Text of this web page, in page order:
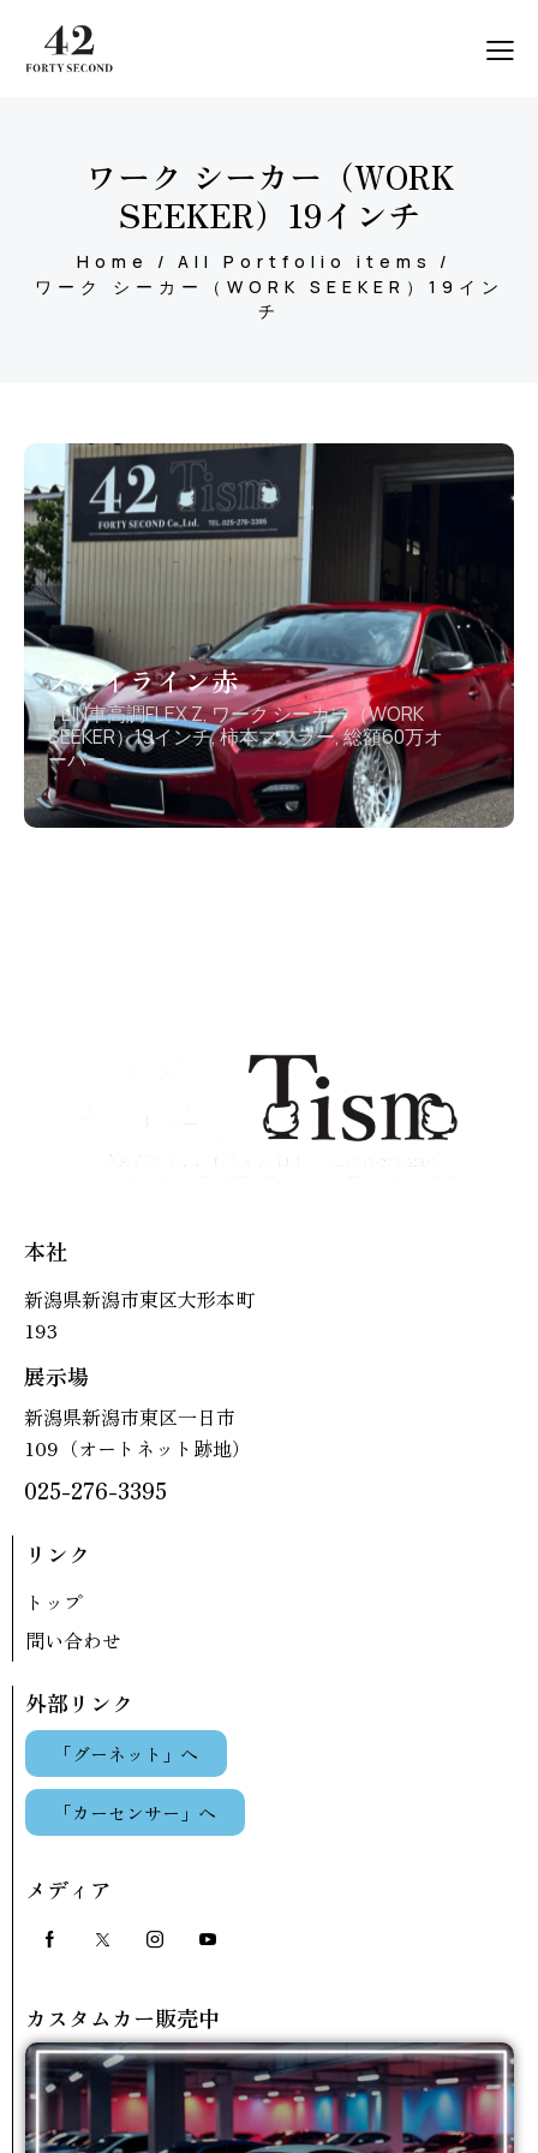
ワーク シーカー（WORK
SEEKER）19インチ
Home
All Portfolio items
ワーク シーカー（WORK SEEKER）19イン
チ
スカイライン赤
TEIN車高調FLEX Z,ワーク シーカー（WORK
SEEKER）19インチ,柿本マフラー,総額60万オ
ーバー
本社
新潟県新潟市東区大形本町
193
展示場
新潟県新潟市東区一日市
109（オートネット跡地）
025-276-3395
リンク
トップ
問い合わせ
外部リンク
「グーネット」へ
「カーセンサー」へ
メディア
カスタムカー販売中